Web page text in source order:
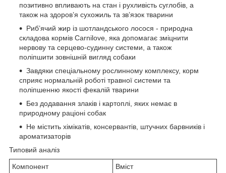
позитивно впливають на стан і рухливість суглобів, а
також на здоров’я сухожиль та зв’язок тварини
Риб’ячий жир із шотландського лосося - природна
складова кормів Carnilove, яка допомагає зміцнити
нервову та серцево-судинну системи, а також
поліпшити зовнішній вигляд собаки
Завдяки спеціальному рослинному комплексу, корм
сприяє нормальній роботі травної системи та
поліпшенню якості фекалій тварини
Без додавання злаків і картоплі, яких немає в
природному раціоні собак
Не містить хімікатів, консервантів, штучних барвників і
ароматизаторів
Типовий аналіз
Компонент
Вміст